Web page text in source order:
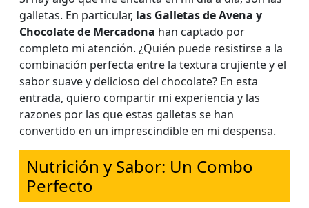
galletas. En particular, las Galletas de Avena y
Chocolate de Mercadona han captado por
completo mi atención. ¿Quién puede resistirse a la
combinación perfecta entre la textura crujiente y el
sabor suave y delicioso del chocolate? En esta
entrada, quiero compartir mi experiencia y las
razones por las que estas galletas se han
convertido en un imprescindible en mi despensa.
Nutrición y Sabor: Un Combo
Perfecto